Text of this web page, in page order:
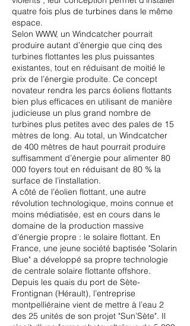
quatre fois plus de turbines dans le même
espace.
Selon WWW, un Windcatcher pourrait
produire autant d’énergie que cinq des
turbines flottantes les plus puissantes
existantes, tout en réduisant de moitié le
prix de l’énergie produite. Ce concept
novateur rendra les parcs éoliens flottants
bien plus efficaces en utilisant de manière
judicieuse un plus grand nombre de
turbines plus petites avec des pales de 15
mètres de long. Au total, un Windcatcher
de 400 mètres de haut pourrait produire
suffisamment d’énergie pour alimenter 80
000 foyers tout en réduisant de 80 % la
surface de l’installation.
A côté de l’éolien flottant, une autre
révolution technologique, moins connue et
moins médiatisée, est en cours dans le
domaine de la production massive
d’énergie propre : le solaire flottant. En
France, une jeune société baptisée "Solarin
Blue" a développé sa propre technologie
de centrale solaire flottante offshore.
Depuis les quais du port de Sète-
Frontignan (Hérault), l’entreprise
montpelliéraine vient de mettre à l’eau 2
des 25 unités de son projet "Sun’Sète". Il